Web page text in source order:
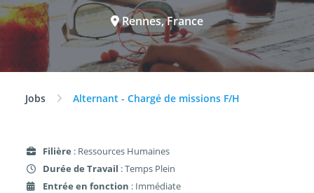
Rennes, France
Jobs Alternant - Chargé de missions F/H
Filière : Ressources Humaines
Durée de Travail : Temps Plein
Entrée en fonction : Immédiate